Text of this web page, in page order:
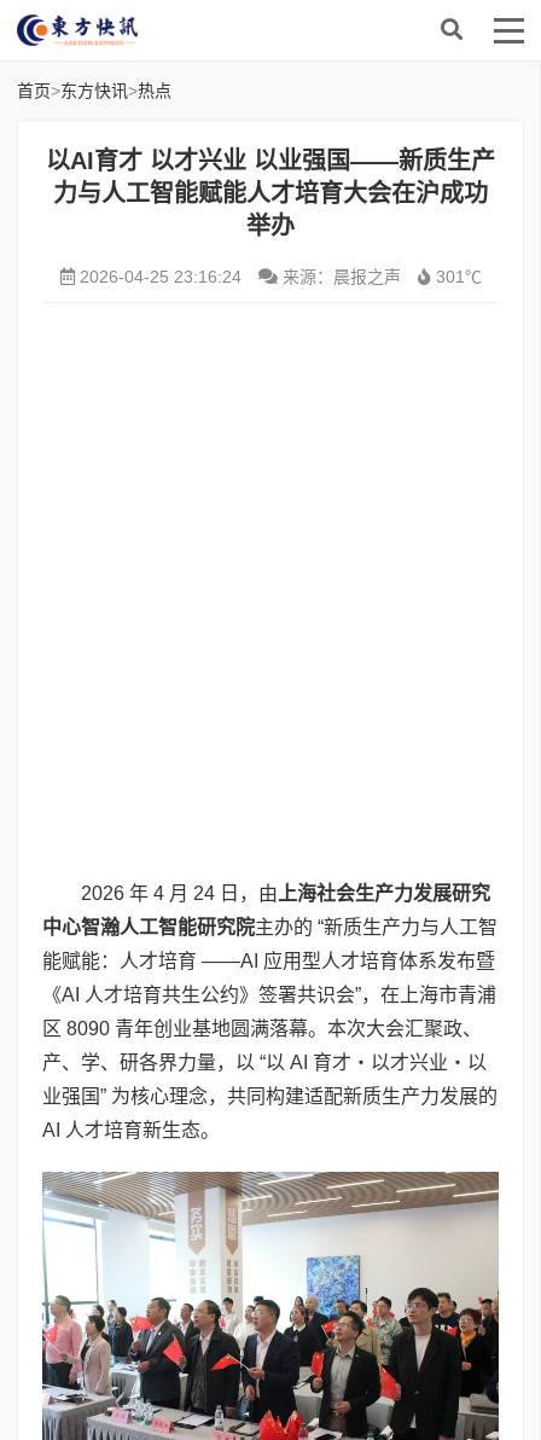
首页>东方快讯>热点
以AI育才 以才兴业 以业强国——新质生产
力与人工智能赋能人才培育大会在沪成功
举办
2026-04-25 23:16:24 来源：晨报之声 301℃
2026 年 4 月 24 日，由 上海社会生产力发展研究
中心智瀚人工智能研究院主办的 “新质生产力与人工智
能赋能：人才培育 ——AI 应用型人才培育体系发布暨
《AI 人才培育共生公约》签署共识会”，在上海市青浦
区 8090 青年创业基地圆满落幕。本次大会汇聚政、
产、学、研各界力量，以 “以 AI 育才・以才兴业・以
业强国” 为核心理念，共同构建适配新质生产力发展的
AI 人才培育新生态。